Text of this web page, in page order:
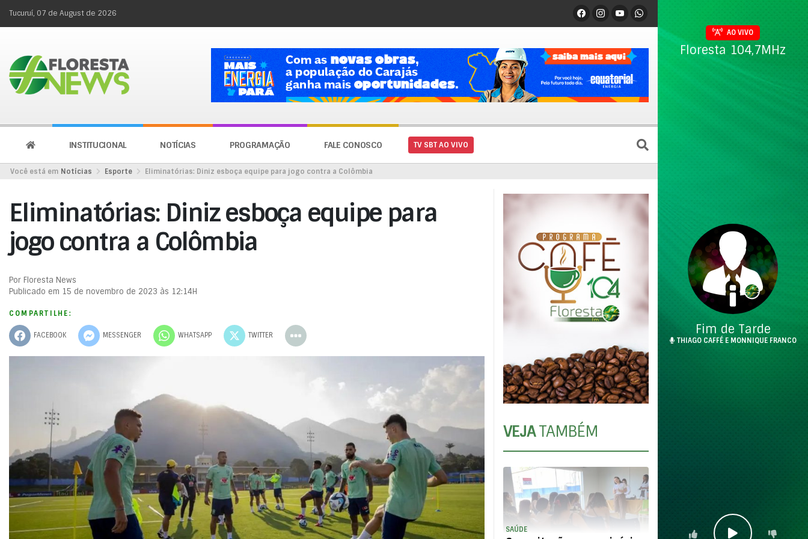
Tucuruí, 07 de August de 2026
INSTITUCIONAL NOTÍCIAS PROGRAMAÇÃO FALE CONOSCO TV SBT AO VIVO
Você está em Notícias Esporte Eliminatórias: Diniz esboça equipe para jogo contra a Colômbia
Eliminatórias: Diniz esboça equipe para
jogo contra a Colômbia
Por Floresta News
Publicado em 15 de novembro de 2023 às 12:14H
COMPARTILHE:
FACEBOOK MESSENGER WHATSAPP TWITTER
VEJATAMBÉM
SAÚDE
AO VIVO
Floresta 104,7MHz
Fim de Tarde
THIAGO CAFFÉ E MONNIQUE FRANCO